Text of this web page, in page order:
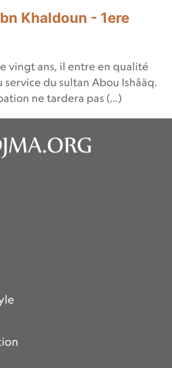
Khaldoun - 1ere
vingt ans, il entre en qualité
service du sultan Abou Ishâäq.
ne tardera pas (…)